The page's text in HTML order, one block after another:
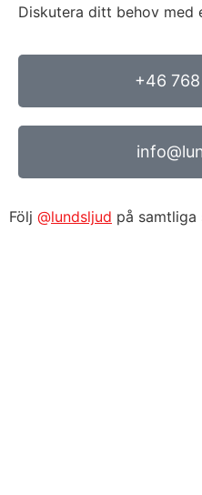
Diskutera ditt behov med
+46
Följ @lundsljud på samtliga